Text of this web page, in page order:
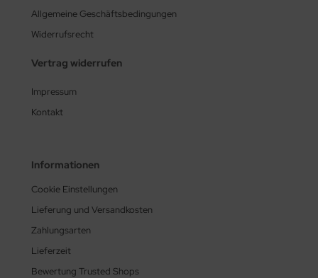
Allgemeine Geschäftsbedingungen
Widerrufsrecht
Vertrag widerrufen
Impressum
Kontakt
Informationen
Cookie Einstellungen
Lieferung und Versandkosten
Zahlungsarten
Lieferzeit
Bewertung Trusted Shops